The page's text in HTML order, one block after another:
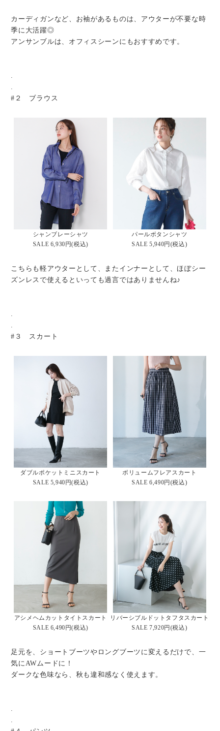
カーディガンなど、お袖があるものは、アウターが不要な時
季に大活躍◎
アンサンブルは、オフィスシーンにもおすすめです。
#２ ブラウス
シャンブレーシャツ
SALE 6,930円(税込)
パールボタンシャツ
SALE 5,940円(税込)
こちらも軽アウターとして、またインナーとして、ほぼシー
ズンレスで使えるといっても過言ではありませんね♪
#３ スカート
ダブルポケットミニスカート
SALE 5,940円(税込)
ボリュームフレアスカート
SALE 6,490円(税込)
アシメヘムカットタイトスカート
SALE 6,490円(税込)
リバーシブルドットタフタスカート
SALE 7,920円(税込)
足元を、ショートブーツやロングブーツに変えるだけで、一
気にAWムードに！
ダークな色味なら、秋も違和感なく使えます。
.
.